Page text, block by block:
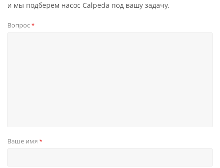
и мы подберем насос Calpeda под вашу задачу.
Вопрос*
Ваше имя *